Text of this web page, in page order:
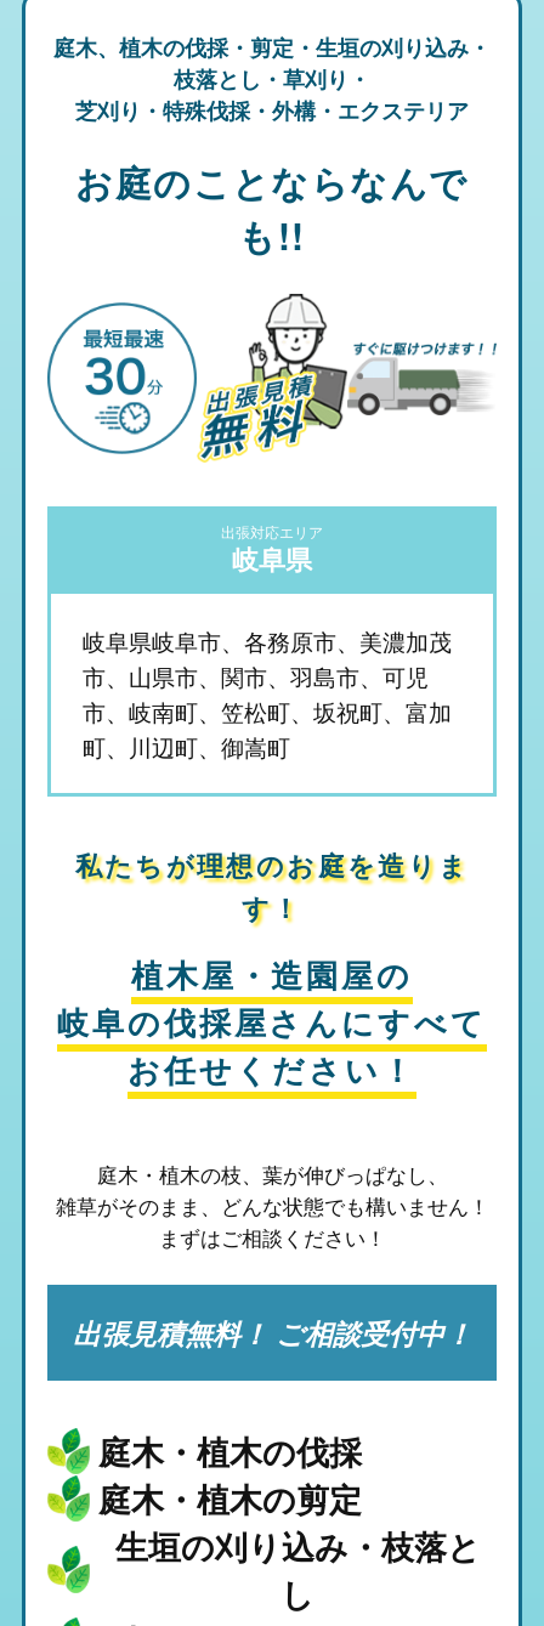
庭木、植木の伐採・剪定・生垣の刈り込み・
枝落とし・草刈り・
芝刈り・特殊伐採・外構・エクステリア
お庭のことならなんで
も!!
出張対応エリア
岐阜県
岐阜県岐阜市、各務原市、美濃加茂
市、山県市、関市、羽島市、可児
市、岐南町、笠松町、坂祝町、富加
町、川辺町、御嵩町
私たちが理想のお庭を造りま
す！
植木屋・造園屋の
岐阜の伐採屋さんにすべて
お任せください！
庭木・植木の枝、葉が伸びっぱなし、
雑草がそのまま、 どんな状態でも構いません！
まずはご相談ください！
出張見積無料！ ご相談受付中！
庭木・植木の伐採
庭木・植木の剪定
生垣の刈り込み・枝落と
し